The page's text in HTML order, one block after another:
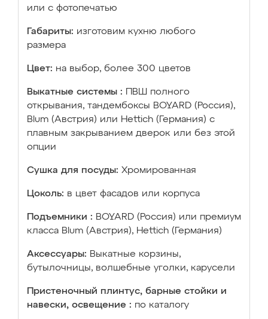
или с фотопечатью
Габариты: изготовим кухню любого
размера
Цвет: на выбор, более 300 цветов
Выкатные системы :
ПВШ полного
открывания, тандембоксы BOYARD (Россия),
Blum (Австрия) или Hettich (Германия) с
плавным закрыванием дверок или без этой
опции
Сушка для посуды: Хромированная
Цоколь: в цвет фасадов или корпуса
Подъемники : BOYARD (Россия) или премиум
класса Blum (Австрия), Hettich (Германия)
Аксессуары: Выкатные корзины,
бутылочницы, волшебные уголки, карусели
Пристеночный плинтус, барные стойки и
навески, освещение : по каталогу